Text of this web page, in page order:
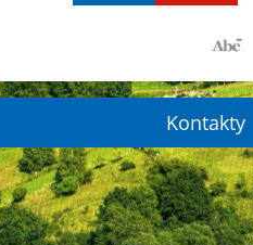
Kontakty